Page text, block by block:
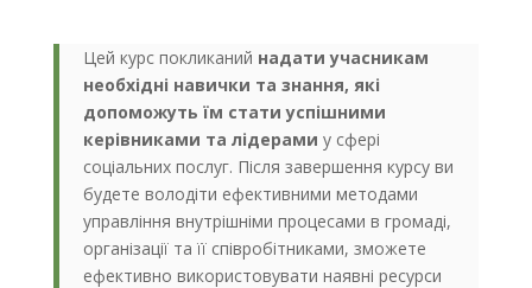
Цей курс покликаний надати учасникам
необхідні навички та знання, які
допоможуть їм стати успішними
керівниками та лідерами у сфері
соціальних послуг. Після завершення курсу ви
будете володіти ефективними методами
управління внутрішніми процесами в громаді,
організації та її співробітниками, зможете
ефективно використовувати наявні ресурси